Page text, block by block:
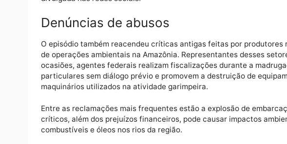
Em Rondônia, a advogada Tania Sena, conhecida por atuar
Rondônia e Amazonas, divulgou um vídeo criticando
autoridade e tratamento desproporcional contra
“Estamos falando de pessoas simples, trabalhadoras e
ilegalidade, mas jamais pode agir colocando vidas em
divulgada nas redes sociais.
Denúncias de abusos
O episódio também reacendeu críticas antigas feitas por